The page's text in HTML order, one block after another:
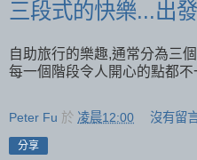
三段式的快樂...出
自助旅行的樂趣,通常分為三
每一個階段令人開心的點都不
Peter Fu 於 凌晨12:00 沒有留
分享